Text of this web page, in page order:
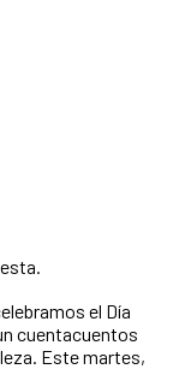
el Día
cuentacuentos
Este martes,